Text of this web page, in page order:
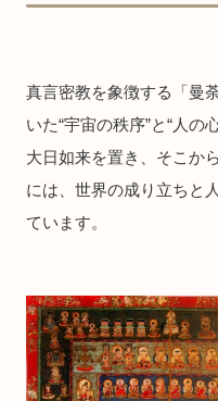
真言密教を象徴する「曼
いた“宇宙の秩序”と“人の
大日如来を置き、そこか
には、世界の成り立ちと
ています。